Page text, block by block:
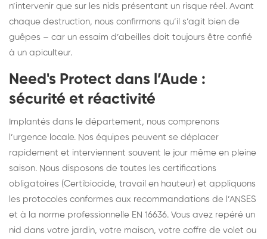
n’intervenir que sur les nids présentant un risque réel. Avant
chaque destruction, nous confirmons qu’il s’agit bien de
guêpes – car un essaim d’abeilles doit toujours être confié
à un apiculteur.
Need's Protect dans l’Aude :
sécurité et réactivité
Implantés dans le département, nous comprenons
l’urgence locale. Nos équipes peuvent se déplacer
rapidement et interviennent souvent le jour même en pleine
saison. Nous disposons de toutes les certifications
obligatoires (Certibiocide, travail en hauteur) et appliquons
les protocoles conformes aux recommandations de l’ANSES
et à la norme professionnelle EN 16636. Vous avez repéré un
nid dans votre jardin, votre maison, votre coffre de volet ou